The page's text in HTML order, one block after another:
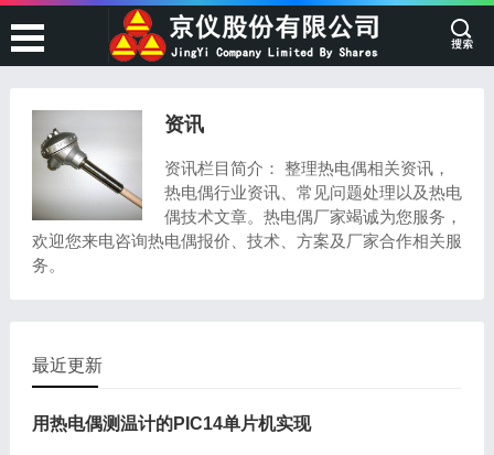
资讯
资讯栏目简介： 整理热电偶相关资讯，
热电偶行业资讯、常见问题处理以及热电
偶技术文章。热电偶厂家竭诚为您服务，
欢迎您来电咨询热电偶报价、技术、方案及厂家合作相关服
务。
最近更新
用热电偶测温计的PIC14单片机实现